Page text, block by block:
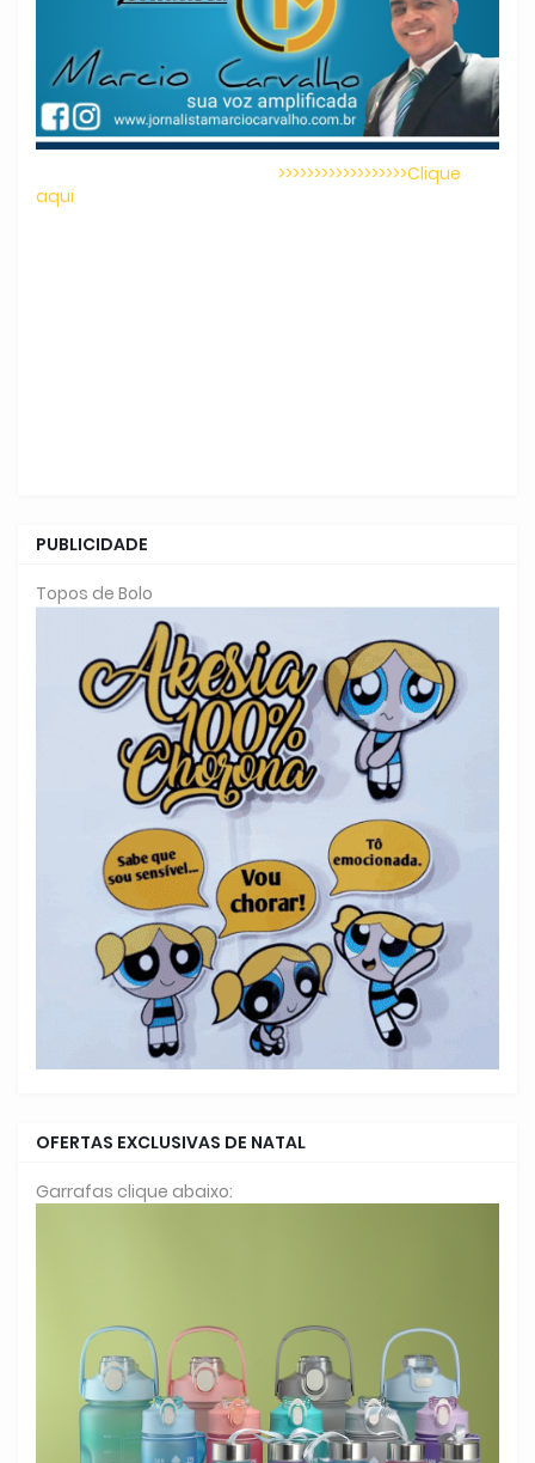
>>>>>>>>>>>>>>>>>>Clique
aqui
PUBLICIDADE
Topos de Bolo
OFERTAS EXCLUSIVAS DE NATAL
Garrafas clique abaixo: